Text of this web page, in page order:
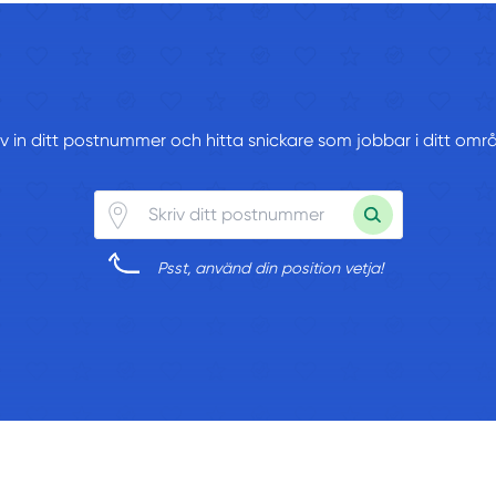
in ditt postnummer och hitta snickare som jobbar i ditt
Psst, använd din position vetja!